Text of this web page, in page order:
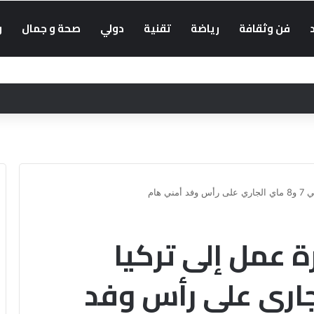
فن وثقافة رياضة تقنية دولي صحة و جمال
عمل إلى تركيا
الجاري على رأس وفد